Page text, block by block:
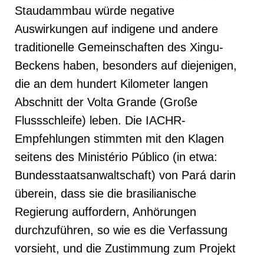
Staudammbau würde negative
Auswirkungen auf indigene und andere
traditionelle Gemeinschaften des Xingu-
Beckens haben, besonders auf diejenigen,
die an dem hundert Kilometer langen
Abschnitt der Volta Grande (Große
Flussschleife) leben. Die IACHR-
Empfehlungen stimmten mit den Klagen
seitens des Ministério Público (in etwa:
Bundesstaatsanwaltschaft) von Pará darin
überein, dass sie die brasilianische
Regierung auffordern, Anhörungen
durchzuführen, so wie es die Verfassung
vorsieht, und die Zustimmung zum Projekt